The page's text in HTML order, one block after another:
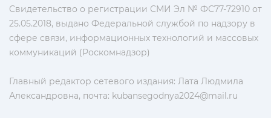
Свидетельство о регистрации СМИ Эл № ФС77-72910 от
25.05.2018, выдано Федеральной службой по надзору в
сфере связи, информационных технологий и массовых
коммуникаций (Роскомнадзор)
Главный редактор сетевого издания: Лата Людмила
Александровна, почта: kubansegodnya2024@mail.ru